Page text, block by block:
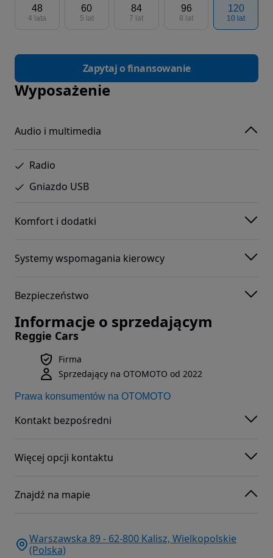
48
4 lata
60
5 lat
84
7 lat
96
8 lat
120
10 lat
Zapytaj o finansowanie
Wyposażenie
Audio i multimedia
Radio
Gniazdo USB
Komfort i dodatki
Systemy wspomagania kierowcy
Bezpieczeństwo
Informacje o sprzedającym
Reggie Cars
Firma
Sprzedający na OTOMOTO od 2022
Prawa konsumentów na OTOMOTO
Kontakt bezpośredni
Więcej opcji kontaktu
Znajdź na mapie
Warszawska 89 - 62-800 Kalisz, Wielkopolskie
(Polska)